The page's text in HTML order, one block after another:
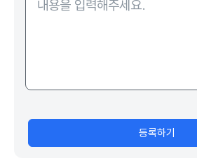
등록하기